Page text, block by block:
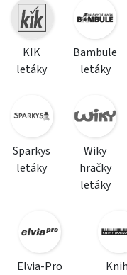
KIK
letáky
Bambule
letáky
Sparkys
letáky
Wiky
hračky
letáky
Elvia-Pro